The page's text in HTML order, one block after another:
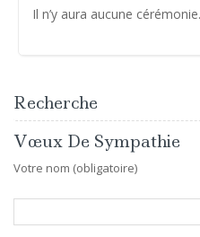
Il n’y aura aucune cérémonie.
Recherche
Vœux De Sympathie
Votre nom (obligatoire)